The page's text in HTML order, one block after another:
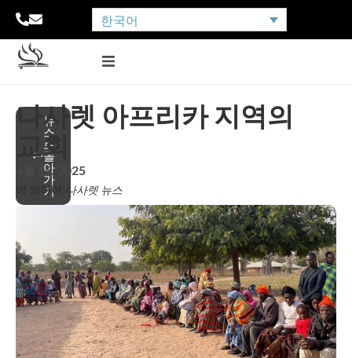
한국어
뉴
스
로
돌
아
가
기
나사렛 아프리카 지역의
교회
4월 15, 2025
에 의하여: 나사렛 뉴스